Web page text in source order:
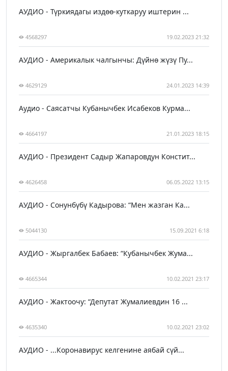
АУДИО - Түркиядагы издөө-куткаруу иштерин ...
4568297 19.02.2023 21:32
АУДИО - Америкалык чалгынчы: Дүйнө жүзү Пу...
4629129 24.01.2023 14:39
Аудио - Саясатчы Кубанычбек Исабеков Курма...
4664197 21.01.2023 18:15
АУДИО - Президент Садыр Жапаровдун Констит...
4626458 06.05.2022 13:15
АУДИО - Сонунбүбү Кадырова: “Мен жазган Ка...
5044130 15.09.2021 6:18
АУДИО - Жыргалбек Бабаев: “Кубанычбек Жума...
4665344 10.02.2021 23:17
АУДИО - Жактоочу: “Депутат Жумалиевдин 16 ...
4635340 10.02.2021 23:02
АУДИО - ...Коронавирус келгенине аябай сүй...